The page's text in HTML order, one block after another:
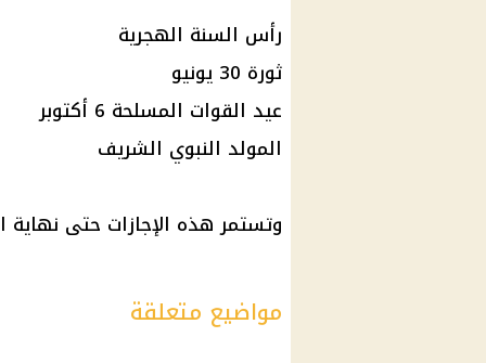
رأس السنة الهجرية
ثورة 30 يونيو
عيد القوات المسلحة 6 أكتوبر
المولد النبوي الشريف
وتستمر هذه الإجازات حتى نهاية
مواضيع متعلقة